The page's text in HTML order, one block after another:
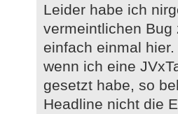
Leider habe ich
vermeintlichen
einfach einmal
wenn ich eine
gesetzt habe, so
Headline nicht die